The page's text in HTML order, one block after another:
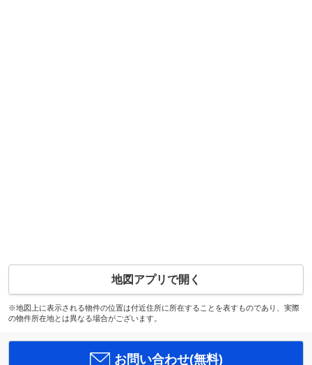
地図アプリで開く
※地図上に表示される物件の位置は付近住所に所在することを表すものであり、実際
の物件所在地とは異なる場合がございます。
お問い合わせ(無料)